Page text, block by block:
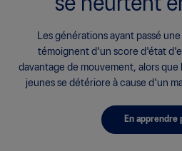
se heurtent
Les générations ayant passé
témoignent d'un score d'état
davantage de mouvement, alors
jeunes se détériore à cause d'un
En apprendre